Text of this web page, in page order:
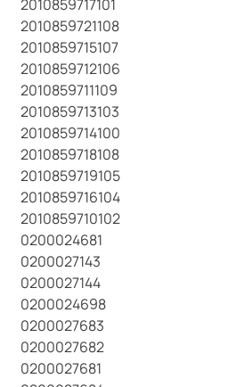
2010859717101
2010859721108
2010859715107
2010859712106
2010859711109
2010859713103
2010859714100
2010859718108
2010859719105
2010859716104
2010859710102
0200024681
0200027143
0200027144
0200024698
0200027683
0200027682
0200027681